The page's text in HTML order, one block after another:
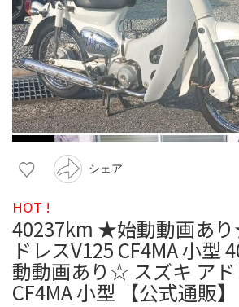
シェア
HOT !
40237km ★始動動画あ
ドレスV125 CF4MA 小
動動画あり☆ スズキ アド
CF4MA 小型 【公式通販】